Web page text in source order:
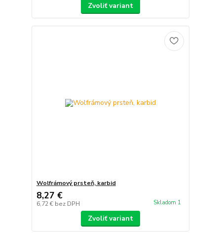
Zvoliť variant
Wolfrámový prsteň, karbid
8,27 €
6,72 € bez DPH Skladom 1
Zvoliť variant